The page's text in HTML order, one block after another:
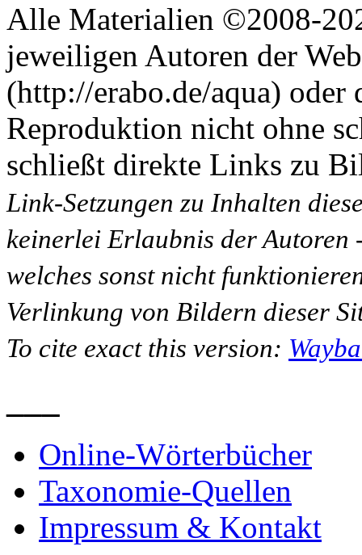
Alle Materialien ©2008-
jeweiligen Autoren der
(http://erabo.de/aqua) oder
Reproduktion nicht ohne
schließt direkte Links zu
Link-Setzungen zu Inhalten
keinerlei Erlaubnis der Autoren
welches sonst nicht
Verlinkung von Bildern dieser
To cite exact this version:
Online-Wörterbücher
Taxonomie-Quellen
Impressum & Kontakt